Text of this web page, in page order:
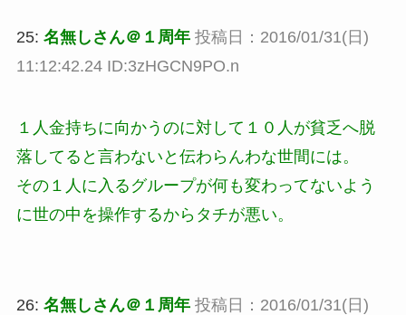
25: 名無しさん＠１周年 投稿日：2016/01/31(日)
11:12:42.24 ID:3zHGCN9PO.n
１人金持ちに向かうのに対して１０人が貧乏へ脱
落してると言わないと伝わらんわな世間には。
その１人に入るグループが何も変わってないよう
に世の中を操作するからタチが悪い。
26: 名無しさん＠１周年 投稿日：2016/01/31(日)